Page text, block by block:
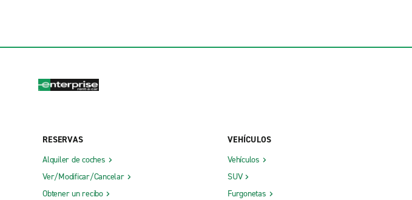
RESERVAS
Alquiler de coches
Ver/Modificar/Cancelar
Obtener un recibo
VEHÍCULOS
Vehículos
SUV
Furgonetas